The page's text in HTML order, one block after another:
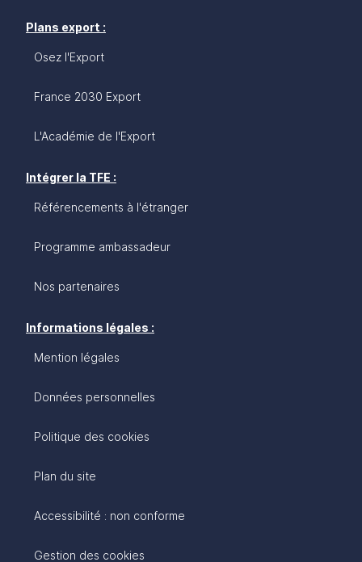
Plans export :
Osez l'Export
France 2030 Export
L'Académie de l'Export
Intégrer la TFE :
Référencements à l'étranger
Programme ambassadeur
Nos partenaires
Informations légales :
Mention légales
Données personnelles
Politique des cookies
Plan du site
Accessibilité : non conforme
Gestion des cookies